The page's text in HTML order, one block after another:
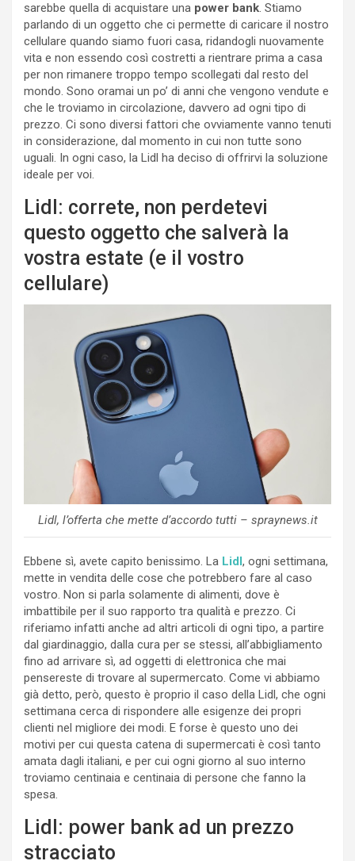
sarebbe quella di acquistare una power bank. Stiamo
parlando di un oggetto che ci permette di caricare il nostro
cellulare quando siamo fuori casa, ridandogli nuovamente
vita e non essendo così costretti a rientrare prima a casa
per non rimanere troppo tempo scollegati dal resto del
mondo. Sono oramai un po’ di anni che vengono vendute e
che le troviamo in circolazione, davvero ad ogni tipo di
prezzo. Ci sono diversi fattori che ovviamente vanno tenuti
in considerazione, dal momento in cui non tutte sono
uguali. In ogni caso, la Lidl ha deciso di offrirvi la soluzione
ideale per voi.
Lidl: correte, non perdetevi
questo oggetto che salverà la
vostra estate (e il vostro
cellulare)
Lidl, l’offerta che mette d’accordo tutti – spraynews.it
Ebbene sì, avete capito benissimo. La Lidl, ogni settimana,
mette in vendita delle cose che potrebbero fare al caso
vostro. Non si parla solamente di alimenti, dove è
imbattibile per il suo rapporto tra qualità e prezzo. Ci
riferiamo infatti anche ad altri articoli di ogni tipo, a partire
dal giardinaggio, dalla cura per se stessi, all’abbigliamento
fino ad arrivare sì, ad oggetti di elettronica che mai
pensereste di trovare al supermercato. Come vi abbiamo
già detto, però, questo è proprio il caso della Lidl, che ogni
settimana cerca di rispondere alle esigenze dei propri
clienti nel migliore dei modi. E forse è questo uno dei
motivi per cui questa catena di supermercati è così tanto
amata dagli italiani, e per cui ogni giorno al suo interno
troviamo centinaia e centinaia di persone che fanno la
spesa.
Lidl: power bank ad un prezzo
stracciato